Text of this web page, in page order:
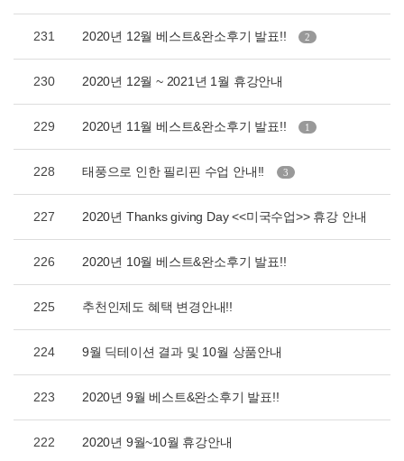
231 2020년 12월 베스트&완소후기 발표!! 2
230 2020년 12월 ~ 2021년 1월 휴강안내
229 2020년 11월 베스트&완소후기 발표!! 1
228 태풍으로 인한 필리핀 수업 안내!! 3
227 2020년 Thanks giving Day <<미국수업>> 휴강 안내
226 2020년 10월 베스트&완소후기 발표!!
225 추천인제도 혜택 변경안내!!
224 9월 딕테이션 결과 및 10월 상품안내
223 2020년 9월 베스트&완소후기 발표!!
222 2020년 9월~10월 휴강안내